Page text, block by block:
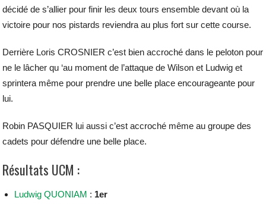
décidé de s’allier pour finir les deux tours ensemble devant où la
victoire pour nos pistards reviendra au plus fort sur cette course.
Derrière Loris CROSNIER c’est bien accroché dans le peloton pour
ne le lâcher qu ‘au moment de l’attaque de Wilson et Ludwig et
sprintera même pour prendre une belle place encourageante pour
lui.
Robin PASQUIER lui aussi c’est accroché même au groupe des
cadets pour défendre une belle place.
Résultats UCM :
Ludwig QUONIAM : 1er